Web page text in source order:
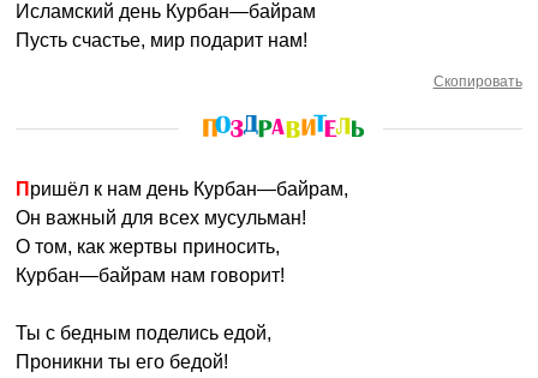
Исламский день Курбан—байрам
Пусть счастье, мир подарит нам!
Скопировать
Пришёл к нам день Курбан—байрам,
Он важный для всех мусульман!
О том, как жертвы приносить,
Курбан—байрам нам говорит!
Ты с бедным поделись едой,
Проникни ты его бедой!